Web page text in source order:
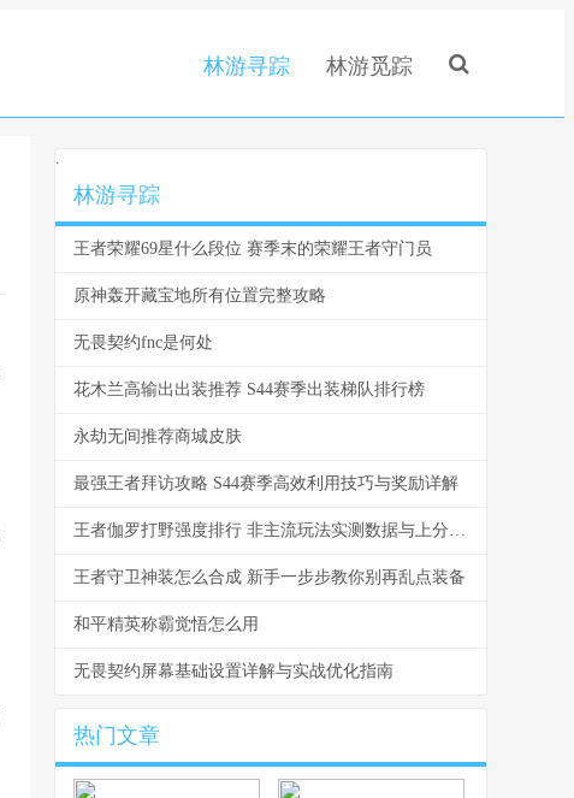
林游寻踪 林游觅踪
.
林游寻踪
王者荣耀69星什么段位 赛季末的荣耀王者守门员
原神轰开藏宝地所有位置完整攻略
无畏契约fnc是何处
花木兰高输出出装推荐 S44赛季出装梯队排行榜
永劫无间推荐商城皮肤
最强王者拜访攻略 S44赛季高效利用技巧与奖励详解
王者伽罗打野强度排行 非主流玩法实测数据与上分建议
王者守卫神装怎么合成 新手一步步教你别再乱点装备
和平精英称霸觉悟怎么用
无畏契约屏幕基础设置详解与实战优化指南
热门文章